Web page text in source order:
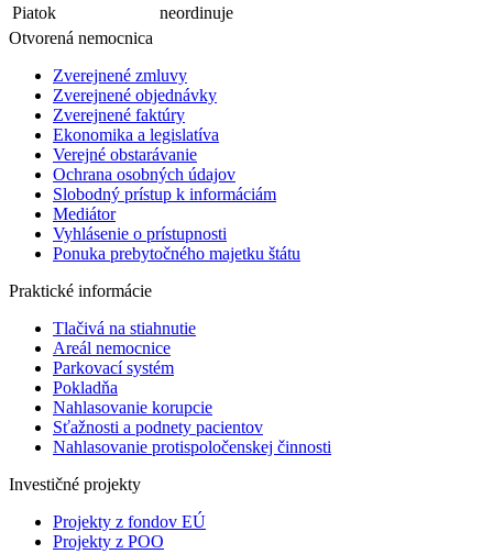
Piatok
neordinuje
Otvorená nemocnica
Zverejnené zmluvy
Zverejnené objednávky
Zverejnené faktúry
Ekonomika a legislatíva
Verejné obstarávanie
Ochrana osobných údajov
Slobodný prístup k informáciám
Mediátor
Vyhlásenie o prístupnosti
Ponuka prebytočného majetku štátu
Praktické informácie
Tlačivá na stiahnutie
Areál nemocnice
Parkovací systém
Pokladňa
Nahlasovanie korupcie
Sťažnosti a podnety pacientov
Nahlasovanie protispoločenskej činnosti
Investičné projekty
Projekty z fondov EÚ
Projekty z POO